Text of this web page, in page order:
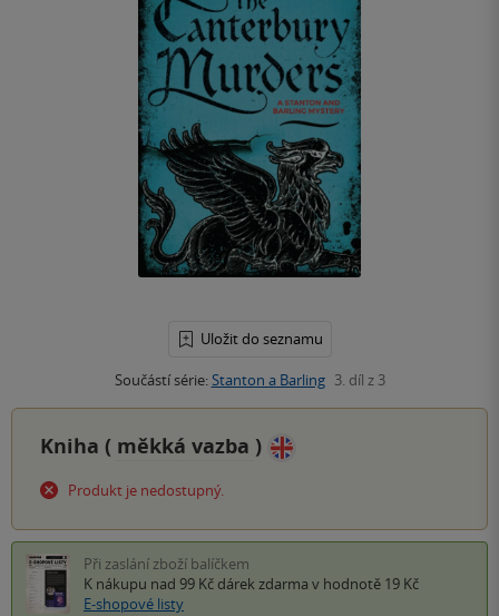
Uložit do seznamu
Součástí série:Stanton a Barling 3. díl z 3
Kniha ( měkká vazba )
Produkt je nedostupný.
Při zaslání zboží balíčkem
K nákupu nad 99 Kč dárek zdarma v hodnotě 19 Kč
E-shopové listy